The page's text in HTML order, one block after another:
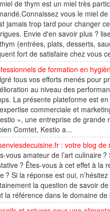
de thym est un miel très
vous le miel
jamais trop tard pour changer
Envie d'en savoir plus ?
(entrées, plats, desserts,
fort de satisfaire chez vous
de formation en
tous vos efforts menés pour
au niveau des
La présente plateforme est
commerciale et
», une entreprise de grande
Comtet, Kestio a...
: votre blog de
vous amateur de l’art culinaire
? Êtes-vous à cet effet à la
? Si la réponse est oui,
la question de savoir
la référence dans le domaine